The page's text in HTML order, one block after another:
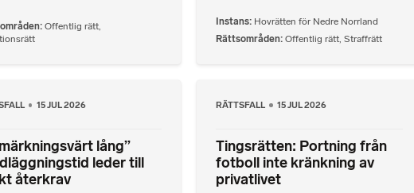
Offentlig rätt,
Instans Hovrätten för Nedre Norrland
Rättsområden Offentlig rätt Straffrätt
15 JUL 2026
lång”
leder till
återkrav
RÄTTSFALL 15 JUL 2026
Tingsrätten: Portning från
fotboll inte kränkning av
privatlivet